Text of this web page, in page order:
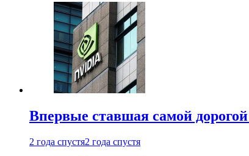
Впервые ставшая самой
2 года спустя2 года спустя